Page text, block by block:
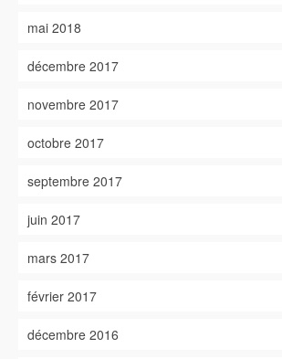
mai 2018
décembre 2017
novembre 2017
octobre 2017
septembre 2017
juin 2017
mars 2017
février 2017
décembre 2016